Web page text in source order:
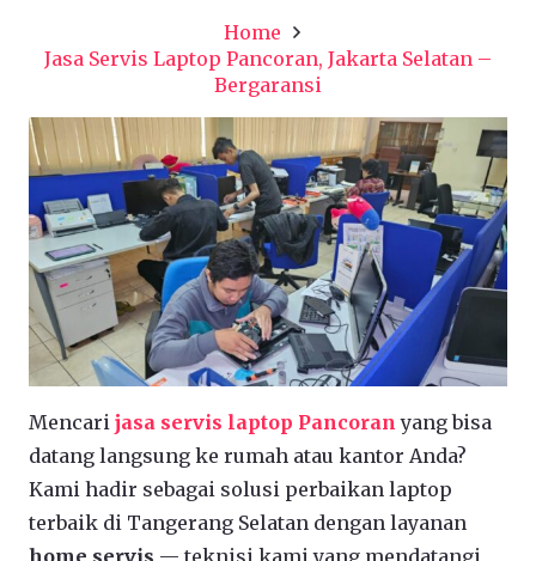
Home
Jasa Servis Laptop Pancoran, Jakarta Selatan –
Bergaransi
Mencari jasa servis laptop Pancoranyang bisa
datang langsung ke rumah atau kantor Anda?
Kami hadir sebagai solusi perbaikan laptop
terbaik di Tangerang Selatan dengan layanan